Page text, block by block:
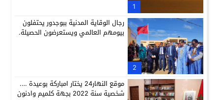
1
2
رجال الوقاية المدنية ببوجدور يحتفلون
بيومهم العالمي ويستعرضون الحصيلة.
موقع النهار24 يختار امباركة بوعيدة ….
شخصية سنة 2022 بجهة كلميم وادنون